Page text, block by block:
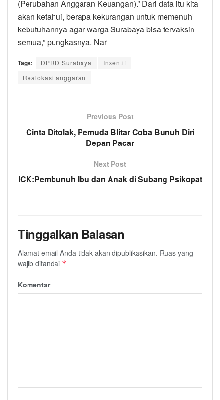
(Perubahan Anggaran Keuangan).” Dari data itu kita
akan ketahui, berapa kekurangan untuk memenuhi
kebutuhannya agar warga Surabaya bisa tervaksin
semua,” pungkasnya. Nar
Tags: DPRD Surabaya
Insentif
Realokasi anggaran
Previous Post
Cinta Ditolak, Pemuda Blitar Coba Bunuh Diri
Depan Pacar
Next Post
ICK:Pembunuh Ibu dan Anak di Subang Psikopat
Tinggalkan Balasan
Alamat email Anda tidak akan dipublikasikan. Ruas yang
wajib ditandai *
Komentar